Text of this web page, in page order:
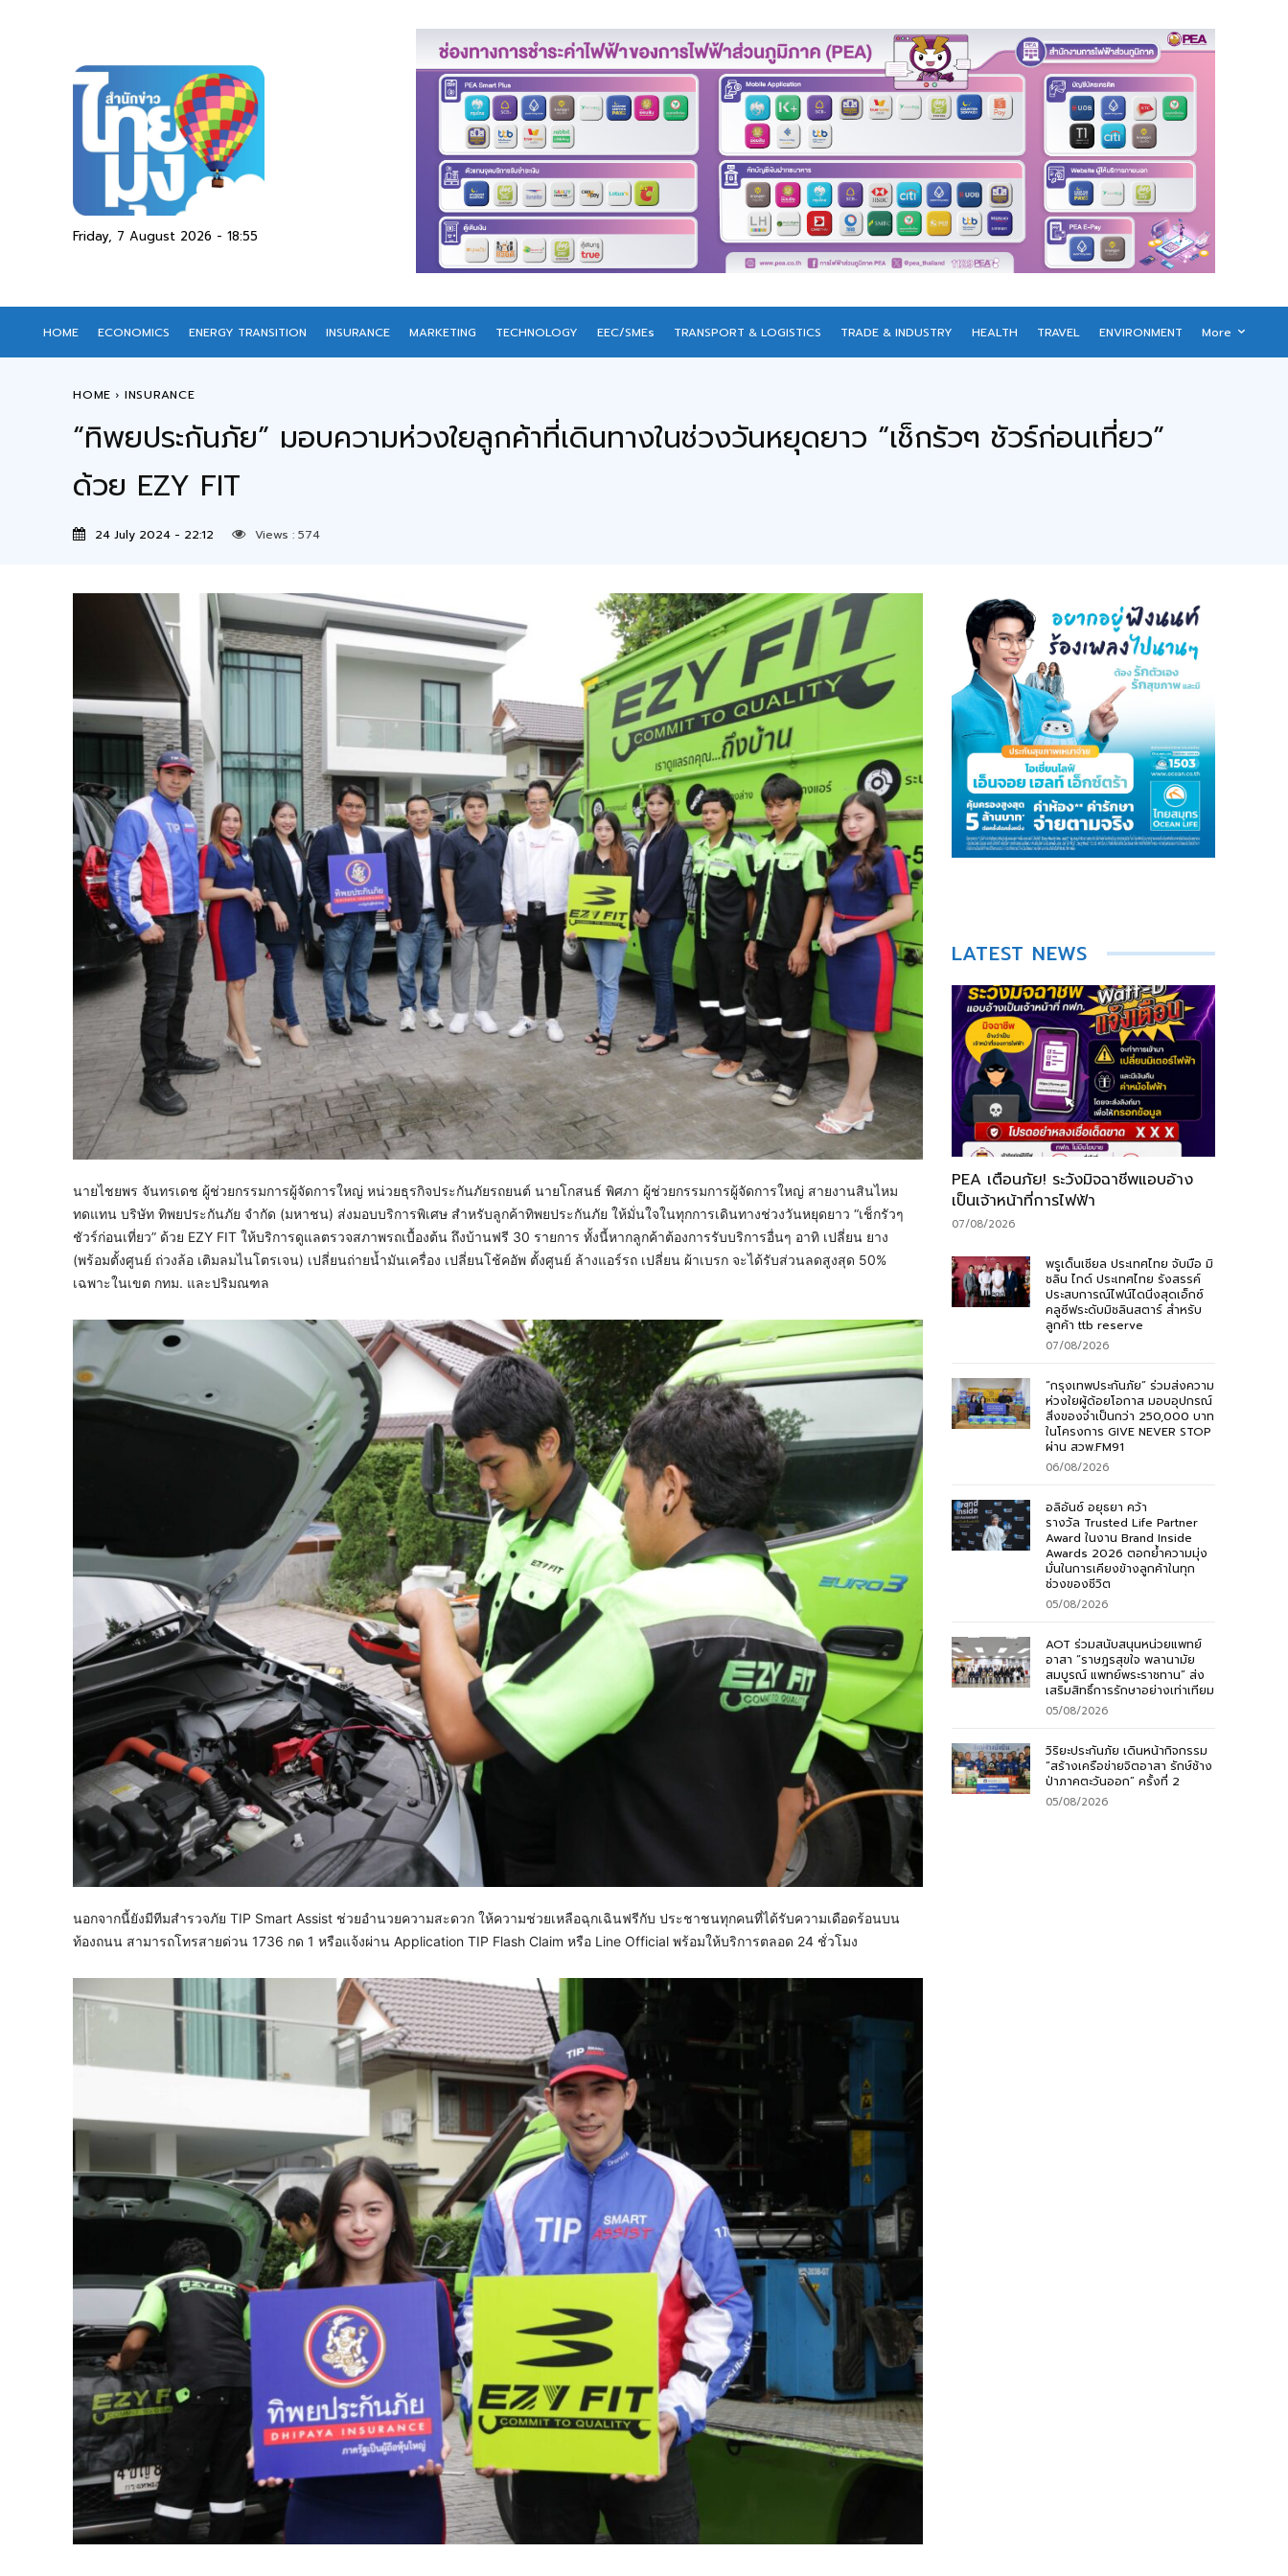
Friday, 7 August 2026 - 18:55
HOME ECONOMICS ENERGY TRANSITION INSURANCE MARKETING TECHNOLOGY EEC/SMEs TRANSPORT & LOGISTICS TRADE & INDUSTRY HEALTH TRAVEL ENVIRONMENT More
HOME INSURANCE
“ทิพยประกันภัย” มอบความห่วงใยลูกค้าที่เดินทางในช่วงวันหยุดยาว “เช็กรัวๆ ชัวร์ก่อนเที่ยว”
ด้วย EZY FIT
24 July 2024 - 22:12 Views : 574
นายไชยพร จันทรเดช ผู้ช่วยกรรมการผู้จัดการใหญ่ หน่วยธุรกิจประกันภัยรถยนต์ นายโกสนธ์ พิศภา ผู้ช่วยกรรมการผู้จัดการใหญ่ สายงานสินไหม
ทดแทน บริษัท ทิพยประกันภัย จำกัด (มหาชน) ส่งมอบบริการพิเศษ สำหรับลูกค้าทิพยประกันภัย ให้มั่นใจในทุกการเดินทางช่วงวันหยุดยาว “เช็กรัวๆ
ชัวร์ก่อนเที่ยว” ด้วย EZY FIT ให้บริการดูแลตรวจสภาพรถเบื้องต้น ถึงบ้านฟรี 30 รายการ ทั้งนี้หากลูกค้าต้องการรับบริการอื่นๆ อาทิ เปลี่ยน ยาง
(พร้อมตั้งศูนย์ ถ่วงล้อ เติมลมไนโตรเจน) เปลี่ยนถ่ายน้ำมันเครื่อง เปลี่ยนโช้คอัพ ตั้งศูนย์ ล้างแอร์รถ เปลี่ยน ผ้าเบรก จะได้รับส่วนลดสูงสุด 50%
เฉพาะในเขต กทม. และปริมณฑล
นอกจากนี้ยังมีทีมสำรวจภัย TIP Smart Assist ช่วยอำนวยความสะดวก ให้ความช่วยเหลือฉุกเฉินฟรีกับ ประชาชนทุกคนที่ได้รับความเดือดร้อนบน
ท้องถนน สามารถโทรสายด่วน 1736 กด 1 หรือแจ้งผ่าน Application TIP Flash Claim หรือ Line Official พร้อมให้บริการตลอด 24 ชั่วโมง
LATEST NEWS
PEA เตือนภัย! ระวังมิจฉาชีพแอบอ้าง
เป็นเจ้าหน้าที่การไฟฟ้า
07/08/2026
พรูเด็นเชียล ประเทศไทย จับมือ มิ
ชลิน ไกด์ ประเทศไทย รังสรรค์
ประสบการณ์ไฟน์ไดนิ่งสุดเอ็กซ์
คลูซีฟระดับมิชลินสตาร์ สำหรับ
ลูกค้า ttb reserve
07/08/2026
“กรุงเทพประกันภัย” ร่วมส่งความ
ห่วงใยผู้ด้อยโอกาส มอบอุปกรณ์
สิ่งของจำเป็นกว่า 250,000 บาท
ในโครงการ GIVE NEVER STOP
ผ่าน สวพ.FM91
06/08/2026
อลิอันซ์ อยุธยา คว้า
รางวัล Trusted Life Partner
Award ในงาน Brand Inside
Awards 2026 ตอกย้ำความมุ่ง
มั่นในการเคียงข้างลูกค้าในทุก
ช่วงของชีวิต
05/08/2026
AOT ร่วมสนับสนุนหน่วยแพทย์
อาสา “ราษฎรสุขใจ พลานามัย
สมบูรณ์ แพทย์พระราชทาน” ส่ง
เสริมสิทธิ์การรักษาอย่างเท่าเทียม
05/08/2026
วิริยะประกันภัย เดินหน้ากิจกรรม
“สร้างเครือข่ายจิตอาสา รักษ์ช้าง
ป่าภาคตะวันออก” ครั้งที่ 2
05/08/2026